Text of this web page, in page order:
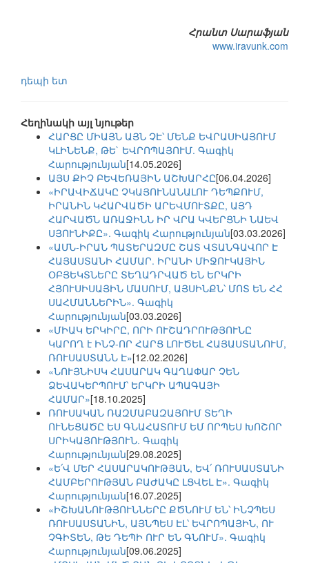
Հրանտ Սարաֆյան
www.iravunk.com
դեպի ետ
Հեղինակի այլ նյութեր
ՀԱՐՑԸ ՄԻԱՅՆ ԱՅՆ ՉԷ՝ ՄԵՆՔ ԵՎՐԱՍԻԱՅՈՒՄ
ԿԼԻՆԵՆՔ, ԹԵ` ԵՎՐՈՊԱՅՈՒՄ. Գագիկ
Հարությունյան[14.05.2026]
ԱՅՍ ՔԻՉ ԲԵՎԵՌԱՅԻՆ ԱՇԽԱՐՀԸ[06.04.2026]
«ԻՐԱՎԻՃԱԿԸ ՉԿԱՅՈՒՆԱՆԱԼՈՒ ԴԵՊՔՈՒՄ,
ԻՐԱՆԻՆ ԿՀԱՐՎԱԾԻ ԱՐԵՎՄՈՒՏՔԸ, ԱՅԴ
ՀԱՐՎԱԾՆ ԱՌԱՋԻՆՆ ԻՐ ՎՐԱ ԿՎԵՐՑՆԻ ՆԱԵՎ
ՍՅՈՒՆԻՔԸ». Գագիկ Հարությունյան[03.03.2026]
«ԱՄՆ-ԻՐԱՆ ՊԱՏԵՐԱԶՄԸ ՇԱՏ ՎՏԱՆԳԱՎՈՐ Է
ՀԱՅԱՍՏԱՆԻ ՀԱՄԱՐ. ԻՐԱՆԻ ՄԻՋՈՒԿԱՅԻՆ
ՕԲՅԵԿՏՆԵՐԸ ՏԵՂԱԴՐՎԱԾ ԵՆ ԵՐԿՐԻ
ՀՅՈՒՍԻՍԱՅԻՆ ՄԱՍՈՒՄ, ԱՅՍԻՆՔՆ՝ ՄՈՏ ԵՆ ՀՀ
ՍԱՀՄԱՆՆԵՐԻՆ». Գագիկ
Հարությունյան[03.03.2026]
«ՄԻԱԿ ԵՐԿԻՐԸ, ՈՐԻ ՈՒՇԱԴՐՈՒԹՅՈՒՆԸ
ԿԱՐՈՂ է ԻՆՉ-ՈՐ ՀԱՐՑ ԼՈՒԾԵԼ ՀԱՅԱՍՏԱՆՈՒՄ,
ՌՈՒՍԱՍՏԱՆՆ Է»[12.02.2026]
«ՆՈՒՅՆԻՍԿ ՀԱՍԱՐԱԿ ԳԱՂԱՓԱՐ ՉԵՆ
ՁԵՎԱԿԵՐՊՈՒՄ՝ ԵՐԿՐԻ ԱՊԱԳԱՅԻ
ՀԱՄԱՐ»[18.10.2025]
ՌՈՒՍԱԿԱՆ ՌԱԶՄԱԲԱԶԱՅՈՒՄ ՏԵՂԻ
ՈՒՆԵՑԱԾԸ ԵՍ ԳՆԱՀԱՏՈՒՄ ԵՄ ՈՐՊԵՍ ԽՈՇՈՐ
ՍՐԻԿԱՅՈՒԹՅՈՒՆ. Գագիկ
Հարությունյան[29.08.2025]
«Ե՛Վ ՄԵՐ ՀԱՍԱՐԱԿՈՒԹՅԱՆ, ԵՎ՛ ՌՈՒՍԱՍՏԱՆԻ
ՀԱՄԲԵՐՈՒԹՅԱՆ ԲԱԺԱԿԸ ԼՑՎԵԼ Է». Գագիկ
Հարությունյան[16.07.2025]
«ԻՇԽԱՆՈՒԹՅՈՒՆՆԵՐԸ ՔԾՆՈՒՄ ԵՆ՝ ԻՆՉՊԵՍ
ՌՈՒՍԱՍՏԱՆԻՆ, ԱՅՆՊԵՍ ԷԼ՝ ԵՎՐՈՊԱՅԻՆ, ՈՒ
ՉԳԻՏԵՆ, ԹԵ ԴԵՊԻ ՈՒՐ ԵՆ ԳՆՈՒՄ». Գագիկ
Հարությունյան[09.06.2025]